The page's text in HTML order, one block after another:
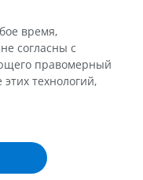
время,
согласны с
правомерный
технологий,